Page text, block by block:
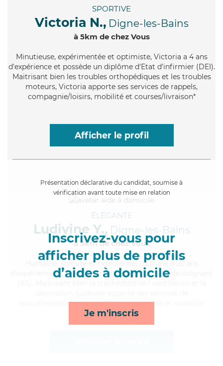
SPORTIVE
Victoria N., Digne-les-Bains
à 5km de chez Vous
Minutieuse, expérimentée et optimiste, Victoria a 4 ans
d'expérience et possède un diplôme d'Etat d'infirmier (DEI).
Maitrisant bien les troubles orthopédiques et les troubles
moteurs, Victoria apporte ses services de rappels,
compagnie/loisirs, mobilité et courses/livraison*
Afficher le profil
Présentation déclarative du candidat, soumise à
vérification avant toute mise en relation
Inscrivez-vous pour
afficher plus de profils
d’aides à domicile
Je m'inscris
ÉLÉGANTE
Ludivine Y., Digne-les-Bains
à 5km de chez Vous
, joyeuse et rigoureuse, Ludivine a 20 ans
d'expérience et possède un diplôme d'Etat d'aide-soignant
lessive/repassage, courses/livraison, repas et mobilité*